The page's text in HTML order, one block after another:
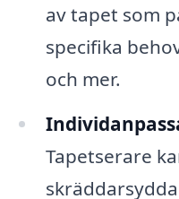
av tapet som
specifika
och mer.
Tapetserare